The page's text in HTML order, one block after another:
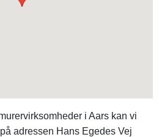
i Aars kan vi
adressen Hans Egedes Vej